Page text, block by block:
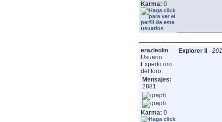
Karma: 0
erazleolin
Usuario
Experto oro
del foro
Mensajes:
2881
Karma: 0
Explorer II -